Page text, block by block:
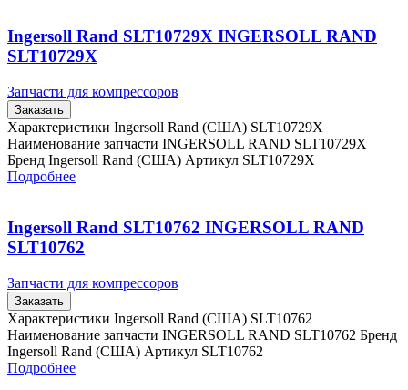
Ingersoll Rand SLT10729X INGERSOLL RAND
SLT10729X
Запчасти для компрессоров
Заказать
Характеристики Ingersoll Rand (США) SLT10729X
Наименование запчасти INGERSOLL RAND SLT10729X
Бренд Ingersoll Rand (США) Артикул SLT10729X
Подробнее
Ingersoll Rand SLT10762 INGERSOLL RAND
SLT10762
Запчасти для компрессоров
Заказать
Характеристики Ingersoll Rand (США) SLT10762
Наименование запчасти INGERSOLL RAND SLT10762 Бренд
Ingersoll Rand (США) Артикул SLT10762
Подробнее